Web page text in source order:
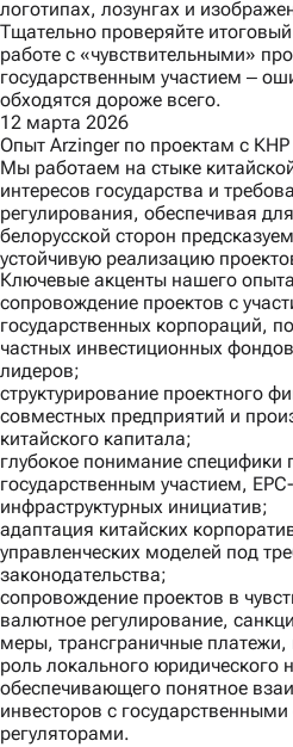
логотипах, лозунгах и
Тщательно проверяйте
работе с «чувствительными»
государственным участием ‒
обходятся дороже всего.
12 марта 2026
Опыт Arzinger по проектам с КНР
Мы работаем на стыке
интересов государства и
регулирования, обеспечивая
белорусской сторон
устойчивую реализацию
Ключевые акценты нашего
сопровождение проектов с
государственных корпораций,
частных инвестиционных
лидеров;
структурирование проектного
совместных предприятий и
китайского капитала;
глубокое понимание специфики
государственным участием,
инфраструктурных инициатив;
адаптация китайских
управленческих моделей под
законодательства;
сопровождение проектов в
валютное регулирование,
меры, трансграничные
роль локального юридического
обеспечивающего понятное
инвесторов с
регуляторами.